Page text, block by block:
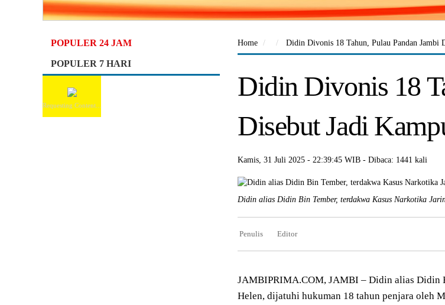
POPULER 24 JAM
POPULER 7 HARI
Requesting Content...
Home Didin Divonis 18 Tahun, Pulau Pandan Jambi
Didin Divonis 18
Disebut Jadi
Kamis, 31 Juli 2025 - 22:39:45 WIB - Dibaca: 1441 kali
Didin alias Didin Bin Tember, terdakwa Kasus Narkotika
Penulis Editor
JAMBIPRIMA.COM, JAMBI – Didin alias Didin
Helen, dijatuhi hukuman 18 tahun penjara oleh